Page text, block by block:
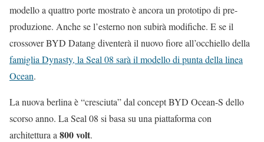
modello a quattro porte mostrato è ancora un prototipo di pre-
produzione. Anche se l’esterno non subirà modifiche. E se il
crossover BYD Datang diventerà il nuovo fiore all’occhiello della
famiglia Dynasty, la Seal 08 sarà il modello di punta della linea
Ocean.
La nuova berlina è “cresciuta” dal concept BYD Ocean-S dello
scorso anno. La Seal 08 si basa su una piattaforma con
architettura a 800 volt.